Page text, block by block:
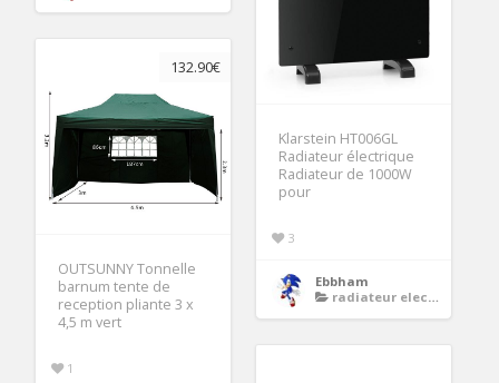
Klarstein HT006GL
Radiateur électrique
Radiateur de 1000W
pour
3
Ebbham
radiateur electrique sur roulette
132.90€
OUTSUNNY Tonnelle
barnum tente de
reception pliante 3 x
4,5 m vert
1